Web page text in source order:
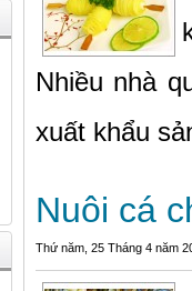
Nhiều nhà
xuất khẩu
Nuôi cá
Thứ năm, 25 Tháng 4 năm